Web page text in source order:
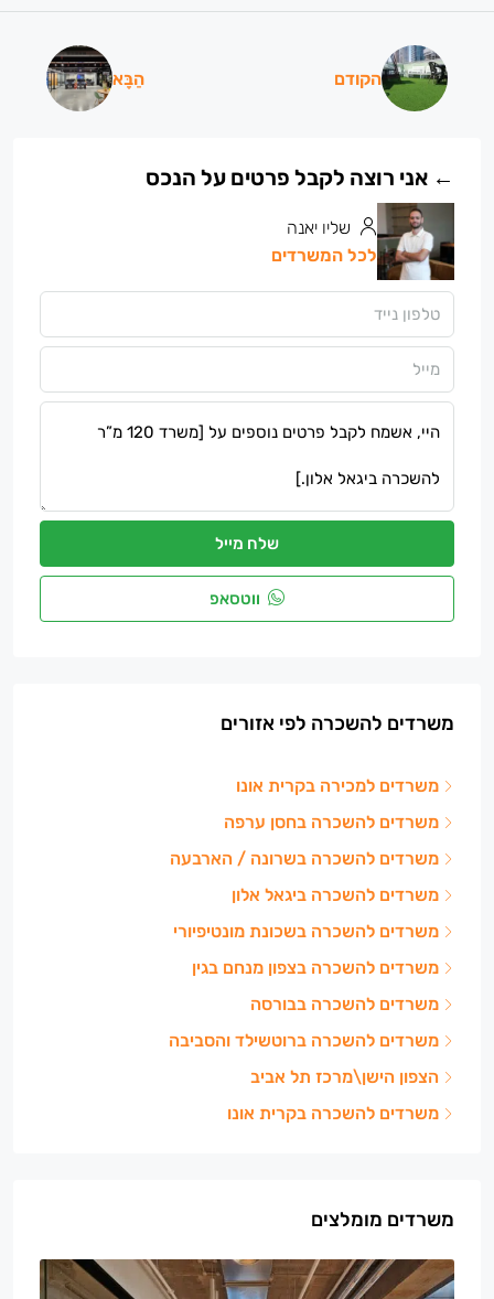
הקודם הַבָּא
שליו יאנה
לכל המשרדים
שלח מייל
ווטסאפ
משרדים להשכרה לפי אזורים
משרדים למכירה בקרית אונו
משרדים להשכרה בחסן ערפה
משרדים להשכרה בשרונה / הארבעה
משרדים להשכרה ביגאל אלון
משרדים להשכרה בשכונת מונטיפיורי
משרדים להשכרה בצפון מנחם בגין
משרדים להשכרה בבורסה
משרדים להשכרה ברוטשילד והסביבה
הצפון הישן\מרכז תל אביב
משרדים להשכרה בקרית אונו
משרדים מומלצים